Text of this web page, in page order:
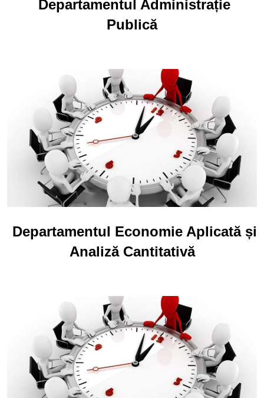
Departamentul Administrație
Publică
Departamentul Economie Aplicată și
Analiză Cantitativă